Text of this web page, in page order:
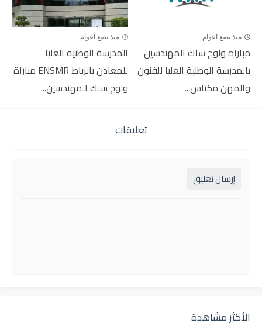
منذ بضع اعوام
مباراة ولوج سلك المهندسين
بالمدرسة الوطنية العليا للفنون
والمهن مكناس...
منذ بضع اعوام
المدرسة الوطنية العليا
للمعادن بالرباط ENSMR مباراة
ولوج سلك المهندسين...
تعليقات
إرسال تعليق
الأكثر مشاهدة